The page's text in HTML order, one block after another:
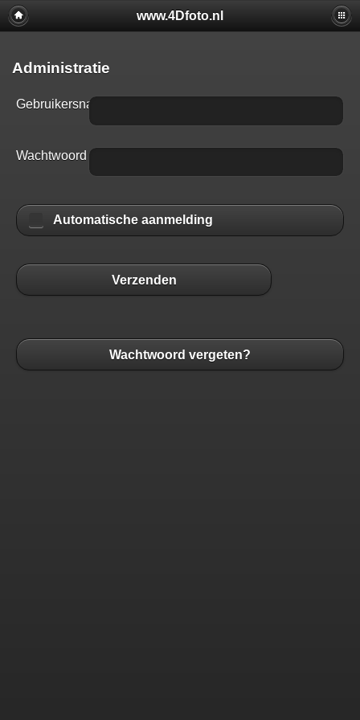
www.4Dfoto.nl
Administratie
Gebruikersnaam
Wachtwoord
Automatische aanmelding
Verzenden
Wachtwoord vergeten?